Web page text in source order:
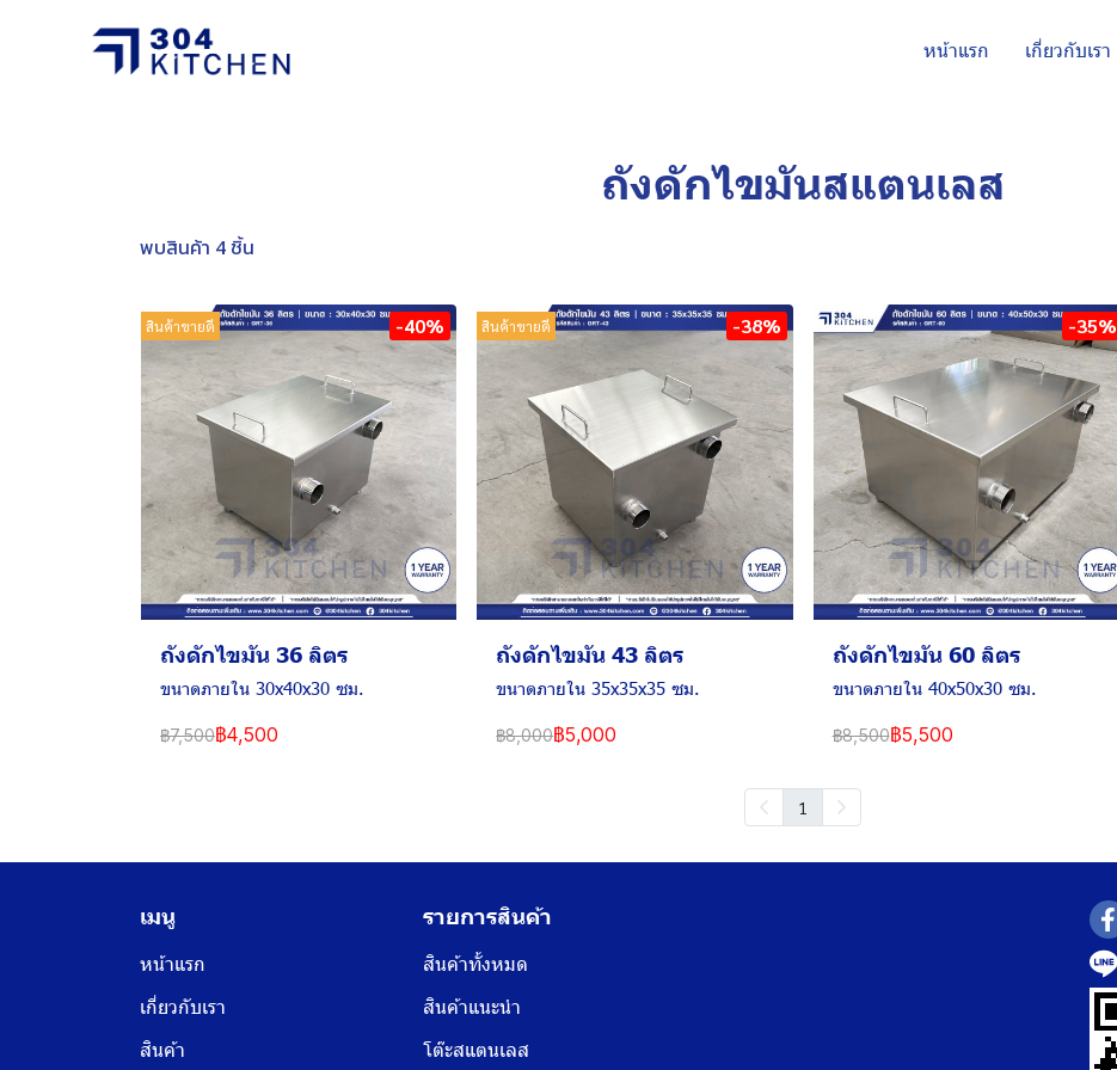
หน้าแรก เกี่ยวกับเรา
ถังดักไขมันสแตนเลส
พบสินค้า 4 ชิ้น
สินค้าขายดี -40%
ถังดักไขมัน 36 ลิตร
ขนาดภายใน 30x40x30 ซม.
฿7,500฿4,500
สินค้าขายดี -38%
ถังดักไขมัน 43 ลิตร
ขนาดภายใน 35x35x35 ซม.
฿8,000฿5,000
-35%
ถังดักไขมัน 60 ลิตร
ขนาดภายใน 40x50x30 ซม.
฿8,500฿5,500
1
เมนู
หน้าแรก
เกี่ยวกับเรา
สินค้า
รายการสินค้า
สินค้าทั้งหมด
สินค้าแนะนำ
โต๊ะสแตนเลส